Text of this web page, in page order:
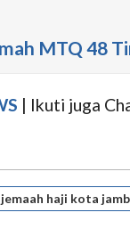
MTQ 48
| Ikuti juga
jemaah haji kota